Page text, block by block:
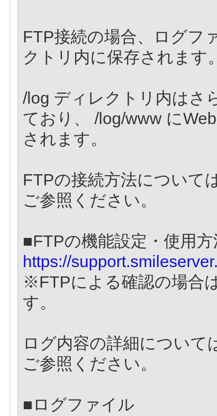
FTP接続の場合、ログフ
クトリ内に保存されます
/log ディレクトリ内はさ
ており、 /log/www に
されます。
FTPの接続方法について
ご参照ください。
■FTPの機能設定・使
https://
※FTPによる確認の場合
す。
ログ内容の詳細について
ご参照ください。
■ログファイル